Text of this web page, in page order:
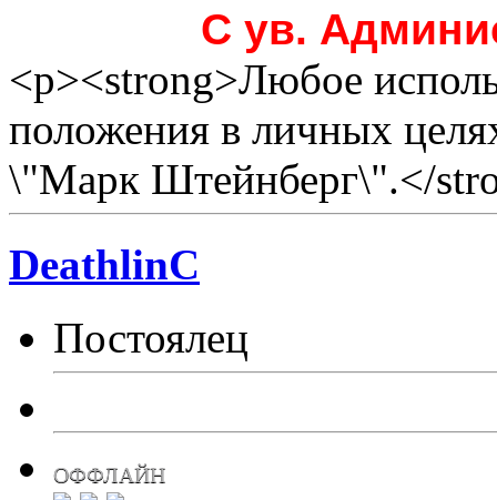
С ув.
<p><strong>Любое
положения в личных
\"Марк Штейнберг\".</
DeathlinC
Постоялец
ОФФЛАЙН